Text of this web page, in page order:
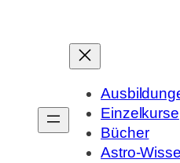
Einzelkurse
Bücher
Astro-